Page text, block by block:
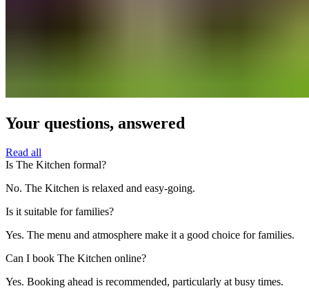
Your questions, answered​​​​‌ ‍ ​‍​‍‌‍ ‌ ​‍‌‍‍‌‌‍‌ ‌‍‍‌‌‍ ‍​‍​‍​ ‍‍​‍​‍‌ ​ ‌‍​‌‌‍ ‍‌‍‍‌‌ ‌​‌ ‍‌​‍ ‍‌‍‍‌‌‍ ​‍​‍​‍ ​​‍​‍‌‍‍​‌ ​‍‌‍‌‌‌‍‌‍​‍​‍​ ‍‍​‍​‍‌‍‍​‌ ‌​‌ ‌​‌ ​​‌ ​ ​ ‍‍​‍ ​‍ ‌‍ ​​‍ ‌‌‍​‌‌‍ ‍‌‍‌​​‍ ‌‌ ​‍​‍ ‌‌‍‍​‌‍ ‌ ‌​‌‍‌‌‌‍ ​‌ ​ ​‍ ‌‌ ​ ‌ ‌​‌ ‌‌‌‍‌​‌‍‍‌‌‍ ​‍ ‍‌ ‌‍‌‍‌‌‌ ​‍‌‍​ ‌‍‌‌‌‍ ​​‍ ‍‌‍​‌‌ ​​‌ ​​​‍ ‌‍‍‌‌‍ ‍‌ ‌​‌‍‌‌‌‍ ‍‌ ‌​​‍ ‌‍‌‌‌‍‌​‌‍‍‌‌ ‌​​‍ ‌‍ ‌‌‍ ‌‍‌​‌‍‌‌​ ‌‌ ​​‌ ​‍‌‍‌‌‌ ​ ‌‍‌‌‌‍ ‍‌ ‌​‌‍​‌‌ ‌​‌‍‍‌‌‍ ‌‍ ‍​ ‍ ‌‍‍‌‌‍‌​​ ‌‌‍​‍​ ‍‌‌‍​‌​ ‌‍​ ‌‌​ ‌ ‌‍‌‌​ ‌‌​‍ ‌​ ​‍‌‍‌​​ ‌‌​ ‍‌​‍ ‌​ ‌​‌‍​‍‌‍​ ​ ​‍​‍ ‌​ ‍​​ ‍‌​ ​ ​ ‌ ​‍ ‌‌‍​‌‌‍​‌​ ‍​‌‍‌‍‌‍‌‍‌‍​‌​ ‍‌‌‍​ ​ ‌‌‌‍‌‌​ ‌ ‌‍​‌​ ‍ ‌ ‌​‌ ‍‌‌ ​​‌‍‌‌​ ‌‌‍‍​‌‍ ‌ ‌​‌‍‌‌‌‍ ​‌‌​ ‌‍‍‌‌ ‌​‌‍‌‌‌‌​​‌‍​‌‌‍‌ ‌‍‌‌​ ‍ ‌ ​​‌‍​‌‌ ‌​‌‍‍​​ ‌‌ ​​‌‍​‌‌‍‌ ‌‍‌‌‌​​‍‌ ‌‌‌‍‍‌‌‍ ​‌‍‌​‌‍‌‌‌ ​‍​‍‌‌​ ‌‌‌​​‍‌‌ ‌‍‍ ‌‍‌‌‌ ‍‌​‍‌‌​ ​ ‌​‌​​‍‌‌​ ​ ‌​‌​​‍‌‌​ ​‍​ ​‍​ ‌​‌‍​‌​ ​‌​ ‌ ​ ​‍‌‍​‌‌‍‌‍‌‍‌​‌‍‌​‌‍‌‍​ ​​​ ‌ ​‍‌‌​ ​‍​ ​‍​‍‌‌​ ‌‌‌​‌​​‍ ‍‌‍‍​‌‍‌‌‌‍​‌‌‍‌​‌‍‍‌‌‍ ‍‌‍‌ ​ ‌‍​‍‌‍​‌‌ ​ ‌‍‌‌‌‌‌‌‌ ​‍‌‍ ​​ ‌‌‍‍​‌ ‌​‌ ‌​‌ ​​‌ ​ ​‍‌‌​ ​ ‌​​‌​‍‌‌​ ​‍‌​‌‍​‍‌‌​ ​‍‌​‌‍‌‍ ​​‍ ‌‌‍​‌‌‍ ‍‌‍‌​​‍ ‌‌ ​‍​‍ ‌‌‍‍​‌‍ ‌ ‌​‌‍‌‌‌‍ ​‌ ​ ​‍ ‌‌ ​ ‌ ‌​‌ ‌‌‌‍‌​‌‍‍‌‌‍ ​‍ ‍‌ ‌‍‌‍‌‌‌ ​‍‌‍​ ‌‍‌‌‌‍ ​​‍ ‍‌‍​‌‌ ​​‌ ​​​‍‌‍‌‍‍‌‌‍‌​​ ‌‌‍​‍​ ‍‌‌‍​‌​ ‌‍​ ‌‌​ ‌ ‌‍‌‌​ ‌‌​‍ ‌​ ​‍‌‍‌​​ ‌‌​ ‍‌​‍ ‌​ ‌​‌‍​‍‌‍​ ​ ​‍​‍ ‌​ ‍​​ ‍‌​ ​ ​ ‌ ​‍ ‌‌‍​‌‌‍​‌​ ‍​‌‍‌‍‌‍‌‍‌‍​‌​ ‍‌‌‍​ ​ ‌‌‌‍‌‌​ ‌ ‌‍​‌​‍‌‍‌ ‌​‌ ‍‌‌ ​​‌‍‌‌​ ‌‌‍‍​‌‍ ‌ ‌​‌‍‌‌‌‍ ​‌‌​ ‌‍‍‌‌ ‌​‌‍‌‌‌‌​​‌‍​‌‌‍‌ ‌‍‌‌​‍‌‍‌ ​​‌‍​‌‌ ‌​‌‍‍​​ ‌‌ ​​‌‍​‌‌‍‌ ‌‍‌‌‌​​‍‌ ‌‌‌‍‍‌‌‍ ​‌‍‌​‌‍‌‌‌ ​‍​‍‌‌​ ‌‌‌​​‍‌‌ ‌‍‍ ‌‍‌‌‌ ‍‌​‍‌‌​ ​ ‌​‌​​‍‌‌​ ​ ‌​‌​​‍‌‌​ ​‍​ ​‍​ ‌​‌‍​‌​ ​‌​ ‌ ​ ​‍‌‍​‌‌‍‌‍‌‍‌​‌‍‌​‌‍‌‍​ ​​​ ‌ ​‍‌‌​ ​‍​ ​‍​‍‌‌​ ‌‌‌​‌​​‍ ‍‌‍‍​‌‍‌‌‌‍​‌‌‍‌​‌‍‍‌‌‍ ‍‌‍‌ ​‍‌‍‌ ​​‌‍‌‌‌ ​‍‌ ​ ‌ ​​‌‍‌‌‌‍​ ‌ ‌​‌‍‍‌‌ ‌‍‌‍‌‌​ ‌‌ ​​‌ ‌‌‌‍​‍‌‍ ​‌‍‍‌‌ ​ ‌‍‍​‌‍‌‌‌‍‌​​‍​‍‌ ‌
Read all​​​​‌ ‍ ​‍​‍‌‍ ‌ ​‍‌‍‍‌‌‍‌ ‌‍‍‌‌‍ ‍​‍​‍​ ‍‍​‍​‍‌ ​ ‌‍​‌‌‍ ‍‌‍‍‌‌ ‌​‌ ‍‌​‍ ‍‌‍‍‌‌‍ ​‍​‍​‍ ​​‍​‍‌‍‍​‌ ​‍‌‍‌‌‌‍‌‍​‍​‍​ ‍‍​‍​‍‌‍‍​‌ ‌​‌ ‌​‌ ​​‌ ​ ​ ‍‍​‍ ​‍ ‌‍ ​​‍ ‌‌‍​‌‌‍ ‍‌‍‌​​‍ ‌‌ ​‍​‍ ‌‌‍‍​‌‍ ‌ ‌​‌‍‌‌‌‍ ​‌ ​ ​‍ ‌‌ ​ ‌ ‌​‌ ‌‌‌‍‌​‌‍‍‌‌‍ ​‍ ‍‌ ‌‍‌‍‌‌‌ ​‍‌‍​ ‌‍‌‌‌‍ ​​‍ ‍‌‍​‌‌ ​​‌ ​​​‍ ‌‍‍‌‌‍ ‍‌ ‌​‌‍‌‌‌‍ ‍‌ ‌​​‍ ‌‍‌‌‌‍‌​‌‍‍‌‌ ‌​​‍ ‌‍ ‌‌‍ ‌‍‌​‌‍‌‌​ ‌‌ ​​‌ ​‍‌‍‌‌‌ ​ ‌‍‌‌‌‍ ‍‌ ‌​‌‍​‌‌ ‌​‌‍‍‌‌‍ ‌‍ ‍​ ‍ ‌‍‍‌‌‍‌​​ ‌‌‍​‍​ ‍‌‌‍​‌​ ‌‍​ ‌‌​ ‌ ‌‍‌‌​ ‌‌​‍ ‌​ ​‍‌‍‌​​ ‌‌​ ‍‌​‍ ‌​ ‌​‌‍​‍‌‍​ ​ ​‍​‍ ‌​ ‍​​ ‍‌​ ​ ​ ‌ ​‍ ‌‌‍​‌‌‍​‌​ ‍​‌‍‌‍‌‍‌‍‌‍​‌​ ‍‌‌‍​ ​ ‌‌‌‍‌‌​ ‌ ‌‍​‌​ ‍ ‌ ‌​‌ ‍‌‌ ​​‌‍‌‌​ ‌‌‍‍​‌‍ ‌ ‌​‌‍‌‌‌‍ ​‌‌​ ‌‍‍‌‌ ‌​‌‍‌‌‌‌​​‌‍​‌‌‍‌ ‌‍‌‌​ ‍ ‌ ​​‌‍​‌‌ ‌​‌‍‍​​ ‌‌ ​​‌‍​‌‌‍‌ ‌‍‌‌‌​​‍‌ ‌‌‌‍‍‌‌‍ ​‌‍‌​‌‍‌‌‌ ​‍​‍‌‌​ ‌‌‌​​‍‌‌ ‌‍‍ ‌‍‌‌‌ ‍‌​‍‌‌​ ​ ‌​‌​​‍‌‌​ ​ ‌​‌​​‍‌‌​ ​‍​ ​‍​ ‌​‌‍​‌​ ​‌​ ‌ ​ ​‍‌‍​‌‌‍‌‍‌‍‌​‌‍‌​‌‍‌‍​ ​​​ ‌ ​‍‌‌​ ​‍​ ​‍​‍‌‌​ ‌‌‌​‌​​‍ ‍‌ ​ ‌‍‌‌‌‍​ ‌‍ ‌‍ ‍‌‍‌​‌‍​‌‌ ​‍‌ ‍‌‌​​ ‌ ‌​‌‍​‌​‍ ‍‌‍ ​‌‍​‌‌‍​‍‌‍‌‌‌‍ ​​ ‌‍​‍‌‍​‌‌ ​ ‌‍‌‌‌‌‌‌‌ ​‍‌‍ ​​ ‌‌‍‍​‌ ‌​‌ ‌​‌ ​​‌ ​ ​‍‌‌​ ​ ‌​​‌​‍‌‌​ ​‍‌​‌‍​‍‌‌​ ​‍‌​‌‍‌‍ ​​‍ ‌‌‍​‌‌‍ ‍‌‍‌​​‍ ‌‌ ​‍​‍ ‌‌‍‍​‌‍ ‌ ‌​‌‍‌‌‌‍ ​‌ ​ ​‍ ‌‌ ​ ‌ ‌​‌ ‌‌‌‍‌​‌‍‍‌‌‍ ​‍ ‍‌ ‌‍‌‍‌‌‌ ​‍‌‍​ ‌‍‌‌‌‍ ​​‍ ‍‌‍​‌‌ ​​‌ ​​​‍‌‍‌‍‍‌‌‍‌​​ ‌‌‍​‍​ ‍‌‌‍​‌​ ‌‍​ ‌‌​ ‌ ‌‍‌‌​ ‌‌​‍ ‌​ ​‍‌‍‌​​ ‌‌​ ‍‌​‍ ‌​ ‌​‌‍​‍‌‍​ ​ ​‍​‍ ‌​ ‍​​ ‍‌​ ​ ​ ‌ ​‍ ‌‌‍​‌‌‍​‌​ ‍​‌‍‌‍‌‍‌‍‌‍​‌​ ‍‌‌‍​ ​ ‌‌‌‍‌‌​ ‌ ‌‍​‌​‍‌‍‌ ‌​‌ ‍‌‌ ​​‌‍‌‌​ ‌‌‍‍​‌‍ ‌ ‌​‌‍‌‌‌‍ ​‌‌​ ‌‍‍‌‌ ‌​‌‍‌‌‌‌​​‌‍​‌‌‍‌ ‌‍‌‌​‍‌‍‌ ​​‌‍​‌‌ ‌​‌‍‍​​ ‌‌ ​​‌‍​‌‌‍‌ ‌‍‌‌‌​​‍‌ ‌‌‌‍‍‌‌‍ ​‌‍‌​‌‍‌‌‌ ​‍​‍‌‌​ ‌‌‌​​‍‌‌ ‌‍‍ ‌‍‌‌‌ ‍‌​‍‌‌​ ​ ‌​‌​​‍‌‌​ ​ ‌​‌​​‍‌‌​ ​‍​ ​‍​ ‌​‌‍​‌​ ​‌​ ‌ ​ ​‍‌‍​‌‌‍‌‍‌‍‌​‌‍‌​‌‍‌‍​ ​​​ ‌ ​‍‌‌​ ​‍​ ​‍​‍‌‌​ ‌‌‌​‌​​‍ ‍‌ ​ ‌‍‌‌‌‍​ ‌‍ ‌‍ ‍‌‍‌​‌‍​‌‌ ​‍‌ ‍‌‌​​ ‌ ‌​‌‍​‌​‍ ‍‌‍ ​‌‍​‌‌‍​‍‌‍‌‌‌‍ ​​‍‌‍‌ ​​‌‍‌‌‌ ​‍‌ ​ ‌ ​​‌‍‌‌‌‍​ ‌ ‌​‌‍‍‌‌ ‌‍‌‍‌‌​ ‌‌ ​​‌ ‌‌‌‍​‍‌‍ ​‌‍‍‌‌ ​ ‌‍‍​‌‍‌‌‌‍‌​​‍​‍‌ ‌
Is The Kitchen formal?​​​​‌ ‍ ​‍​‍‌‍ ‌ ​‍‌‍‍‌‌‍‌ ‌‍‍‌‌‍ ‍​‍​‍​ ‍‍​‍​‍‌ ​ ‌‍​‌‌‍ ‍‌‍‍‌‌ ‌​‌ ‍‌​‍ ‍‌‍‍‌‌‍ ​‍​‍​‍ ​​‍​‍‌‍‍​‌ ​‍‌‍‌‌‌‍‌‍​‍​‍​ ‍‍​‍​‍‌‍‍​‌ ‌​‌ ‌​‌ ​​‌ ​ ​ ‍‍​‍ ​‍ ‌‍ ​​‍ ‌‌‍​‌‌‍ ‍‌‍‌​​‍ ‌‌ ​‍​‍ ‌‌‍‍​‌‍ ‌ ‌​‌‍‌‌‌‍ ​‌ ​ ​‍ ‌‌ ​ ‌ ‌​‌ ‌‌‌‍‌​‌‍‍‌‌‍ ​‍ ‍‌ ‌‍‌‍‌‌‌ ​‍‌‍​ ‌‍‌‌‌‍ ​​‍ ‍‌‍​‌‌ ​​‌ ​​​‍ ‌‍‍‌‌‍ ‍‌ ‌​‌‍‌‌‌‍ ‍‌ ‌​​‍ ‌‍‌‌‌‍‌​‌‍‍‌‌ ‌​​‍ ‌‍ ‌‌‍ ‌‍‌​‌‍‌‌​ ‌‌ ​​‌ ​‍‌‍‌‌‌ ​ ‌‍‌‌‌‍ ‍‌ ‌​‌‍​‌‌ ‌​‌‍‍‌‌‍ ‌‍ ‍​ ‍ ‌‍‍‌‌‍‌​​ ‌​ ​‍​ ​‌​ ‌​​ ‌‍​ ‌​​ ‍‌‌‍‌​‌‍‌‌​‍ ‌​ ​‌​ ‌‌‌‍​‌​ ‍‌​‍ ‌​ ‌​​ ‍​​ ‌ ​ ​​​‍ ‌​ ‍​​ ‍​​ ‌‌‌‍‌​​‍ ‌‌‍‌‌‌‍‌‍​ ‌‍‌‍​‍‌‍​‍‌‍‌​​ ‌​​ ​​​ ‌‍‌‍​‌​ ‍​​ ​‌​ ‍ ‌ ‌​‌ ‍‌‌ ​​‌‍‌‌​ ‌‌‍‍​‌‍ ‌ ‌​‌‍‌‌‌‍ ​‌​‌‍‌‍​‌‌ ​‌​ ‍ ‌ ​​‌‍​‌‌ ‌​‌‍‍​​ ‌‌ ​‌‌ ‌‌‌‍‌‌‌ ​ ‌ ‌​‌‍‍‌‌‍ ‌‍ ‍​ ‌‍​‍‌‍​‌‌ ​ ‌‍‌‌‌‌‌‌‌ ​‍‌‍ ​​ ‌‌‍‍​‌ ‌​‌ ‌​‌ ​​‌ ​ ​‍‌‌​ ​ ‌​​‌​‍‌‌​ ​‍‌​‌‍​‍‌‌​ ​‍‌​‌‍‌‍ ​​‍ ‌‌‍​‌‌‍ ‍‌‍‌​​‍ ‌‌ ​‍​‍ ‌‌‍‍​‌‍ ‌ ‌​‌‍‌‌‌‍ ​‌ ​ ​‍ ‌‌ ​ ‌ ‌​‌ ‌‌‌‍‌​‌‍‍‌‌‍ ​‍ ‍‌ ‌‍‌‍‌‌‌ ​‍‌‍​ ‌‍‌‌‌‍ ​​‍ ‍‌‍​‌‌ ​​‌ ​​​‍‌‍‌‍‍‌‌‍‌​​ ‌​ ​‍​ ​‌​ ‌​​ ‌‍​ ‌​​ ‍‌‌‍‌​‌‍‌‌​‍ ‌​ ​‌​ ‌‌‌‍​‌​ ‍‌​‍ ‌​ ‌​​ ‍​​ ‌ ​ ​​​‍ ‌​ ‍​​ ‍​​ ‌‌‌‍‌​​‍ ‌‌‍‌‌‌‍‌‍​ ‌‍‌‍​‍‌‍​‍‌‍‌​​ ‌​​ ​​​ ‌‍‌‍​‌​ ‍​​ ​‌​‍‌‍‌ ‌​‌ ‍‌‌ ​​‌‍‌‌​ ‌‌‍‍​‌‍ ‌ ‌​‌‍‌‌‌‍ ​‌​‌‍‌‍​‌‌ ​‌​‍‌‍‌ ​​‌‍​‌‌ ‌​‌‍‍​​ ‌‌ ​‌‌ ‌‌‌‍‌‌‌ ​ ‌ ‌​‌‍‍‌‌‍ ‌‍ ‍​‍‌‍‌ ​​‌‍‌‌‌ ​‍‌ ​ ‌ ​​‌‍‌‌‌‍​ ‌ ‌​‌‍‍‌‌ ‌‍‌‍‌‌​ ‌‌ ​​‌ ‌‌‌‍​‍‌‍ ​‌‍‍‌‌ ​ ‌‍‍​‌‍‌‌‌‍‌​​‍​‍‌ ‌
No. The Kitchen is relaxed and easy-going.​​​​‌ ‍ ​‍​‍‌‍ ‌ ​‍‌‍‍‌‌‍‌ ‌‍‍‌‌‍ ‍​‍​‍​ ‍‍​‍​‍‌ ​ ‌‍​‌‌‍ ‍‌‍‍‌‌ ‌​‌ ‍‌​‍ ‍‌‍‍‌‌‍ ​‍​‍​‍ ​​‍​‍‌‍‍​‌ ​‍‌‍‌‌‌‍‌‍​‍​‍​ ‍‍​‍​‍‌‍‍​‌ ‌​‌ ‌​‌ ​​‌ ​ ​ ‍‍​‍ ​‍ ‌‍ ​​‍ ‌‌‍​‌‌‍ ‍‌‍‌​​‍ ‌‌ ​‍​‍ ‌‌‍‍​‌‍ ‌ ‌​‌‍‌‌‌‍ ​‌ ​ ​‍ ‌‌ ​ ‌ ‌​‌ ‌‌‌‍‌​‌‍‍‌‌‍ ​‍ ‍‌ ‌‍‌‍‌‌‌ ​‍‌‍​ ‌‍‌‌‌‍ ​​‍ ‍‌‍​‌‌ ​​‌ ​​​‍ ‌‍‍‌‌‍ ‍‌ ‌​‌‍‌‌‌‍ ‍‌ ‌​​‍ ‌‍‌‌‌‍‌​‌‍‍‌‌ ‌​​‍ ‌‍ ‌‌‍ ‌‍‌​‌‍‌‌​ ‌‌ ​​‌ ​‍‌‍‌‌‌ ​ ‌‍‌‌‌‍ ‍‌ ‌​‌‍​‌‌ ‌​‌‍‍‌‌‍ ‌‍ ‍​ ‍ ‌‍‍‌‌‍‌​​ ‌​ ​‍​ ​‌​ ‌​​ ‌‍​ ‌​​ ‍‌‌‍‌​‌‍‌‌​‍ ‌​ ​‌​ ‌‌‌‍​‌​ ‍‌​‍ ‌​ ‌​​ ‍​​ ‌ ​ ​​​‍ ‌​ ‍​​ ‍​​ ‌‌‌‍‌​​‍ ‌‌‍‌‌‌‍‌‍​ ‌‍‌‍​‍‌‍​‍‌‍‌​​ ‌​​ ​​​ ‌‍‌‍​‌​ ‍​​ ​‌​ ‍ ‌ ‌​‌ ‍‌‌ ​​‌‍‌‌​ ‌‌‍‍​‌‍ ‌ ‌​‌‍‌‌‌‍ ​‌​‌‍‌‍​‌‌ ​‌​ ‍ ‌ ​​‌‍​‌‌ ‌​‌‍‍​​ ‌‌‍​‌‌‍ ‍‌ ​ ‌ ‌ ‌‍‌‌‌ ​‍​‍‌‌​ ‌‌‌​​‍‌‌ ‌‍‍ ‌‍‌‌‌ ‍‌​‍‌‌​ ​ ‌​‌​​‍‌‌​ ​ ‌​‌​​‍‌‌​ ​‍​ ​‍​ ‌‌​ ‌‍​ ‍‌​ ‍​​ ‌ ‌‍​‍​ ‌ ​ ‌ ​ ​‌‌‍​ ‌‍‌‍‌‍​‌​‍‌‌​ ​‍​ ​‍​‍‌‌​ ‌‌‌​‌​​‍ ‍‌‍​ ‌‍‍​‌‍‍‌‌‍ ​‌‍‌​‌ ​‍‌‍‌‌‌‍ ‍​‍‌‌​ ‌‌‌​​‍‌‌ ‌‍‍ ‌‍‌‌‌ ‍‌​‍‌‌​ ​ ‌​‌​​‍‌‌​ ​ ‌​‌​​‍‌‌​ ​‍​ ​‍‌‍​‌​ ‍‌​ ​ ​ ‌ ‌‍‌‍‌‍‌‍​ ‌ ​ ‍​‌‍‌‌​ ​ ​ ​​​ ‍​​‍‌‌​ ​‍​ ​‍​‍‌‌​ ‌‌‌​‌​​‍ ‍‌ ‌​‌‍‌‌‌ ‍​‌ ‌​​ ‌‍​‍‌‍​‌‌ ​ ‌‍‌‌‌‌‌‌‌ ​‍‌‍ ​​ ‌‌‍‍​‌ ‌​‌ ‌​‌ ​​‌ ​ ​‍‌‌​ ​ ‌​​‌​‍‌‌​ ​‍‌​‌‍​‍‌‌​ ​‍‌​‌‍‌‍ ​​‍ ‌‌‍​‌‌‍ ‍‌‍‌​​‍ ‌‌ ​‍​‍ ‌‌‍‍​‌‍ ‌ ‌​‌‍‌‌‌‍ ​‌ ​ ​‍ ‌‌ ​ ‌ ‌​‌ ‌‌‌‍‌​‌‍‍‌‌‍ ​‍ ‍‌ ‌‍‌‍‌‌‌ ​‍‌‍​ ‌‍‌‌‌‍ ​​‍ ‍‌‍​‌‌ ​​‌ ​​​‍‌‍‌‍‍‌‌‍‌​​ ‌​ ​‍​ ​‌​ ‌​​ ‌‍​ ‌​​ ‍‌‌‍‌​‌‍‌‌​‍ ‌​ ​‌​ ‌‌‌‍​‌​ ‍‌​‍ ‌​ ‌​​ ‍​​ ‌ ​ ​​​‍ ‌​ ‍​​ ‍​​ ‌‌‌‍‌​​‍ ‌‌‍‌‌‌‍‌‍​ ‌‍‌‍​‍‌‍​‍‌‍‌​​ ‌​​ ​​​ ‌‍‌‍​‌​ ‍​​ ​‌​‍‌‍‌ ‌​‌ ‍‌‌ ​​‌‍‌‌​ ‌‌‍‍​‌‍ ‌ ‌​‌‍‌‌‌‍ ​‌​‌‍‌‍​‌‌ ​‌​‍‌‍‌ ​​‌‍​‌‌ ‌​‌‍‍​​ ‌‌‍​‌‌‍ ‍‌ ​ ‌ ‌ ‌‍‌‌‌ ​‍​‍‌‌​ ‌‌‌​​‍‌‌ ‌‍‍ ‌‍‌‌‌ ‍‌​‍‌‌​ ​ ‌​‌​​‍‌‌​ ​ ‌​‌​​‍‌‌​ ​‍​ ​‍​ ‌‌​ ‌‍​ ‍‌​ ‍​​ ‌ ‌‍​‍​ ‌ ​ ‌ ​ ​‌‌‍​ ‌‍‌‍‌‍​‌​‍‌‌​ ​‍​ ​‍​‍‌‌​ ‌‌‌​‌​​‍ ‍‌‍​ ‌‍‍​‌‍‍‌‌‍ ​‌‍‌​‌ ​‍‌‍‌‌‌‍ ‍​‍‌‌​ ‌‌‌​​‍‌‌ ‌‍‍ ‌‍‌‌‌ ‍‌​‍‌‌​ ​ ‌​‌​​‍‌‌​ ​ ‌​‌​​‍‌‌​ ​‍​ ​‍‌‍​‌​ ‍‌​ ​ ​ ‌ ‌‍‌‍‌‍‌‍​ ‌ ​ ‍​‌‍‌‌​ ​ ​ ​​​ ‍​​‍‌‌​ ​‍​ ​‍​‍‌‌​ ‌‌‌​‌​​‍ ‍‌ ‌​‌‍‌‌‌ ‍​‌ ‌​​‍‌‍‌ ​​‌‍‌‌‌ ​‍‌ ​ ‌ ​​‌‍‌‌‌‍​ ‌ ‌​‌‍‍‌‌ ‌‍‌‍‌‌​ ‌‌ ​​‌ ‌‌‌‍​‍‌‍ ​‌‍‍‌‌ ​ ‌‍‍​‌‍‌‌‌‍‌​​‍​‍‌ ‌
Is it suitable for families? ​​​​‌ ‍ ​‍​‍‌‍ ‌ ​‍‌‍‍‌‌‍‌ ‌‍‍‌‌‍ ‍​‍​‍​ ‍‍​‍​‍‌ ​ ‌‍​‌‌‍ ‍‌‍‍‌‌ ‌​‌ ‍‌​‍ ‍‌‍‍‌‌‍ ​‍​‍​‍ ​​‍​‍‌‍‍​‌ ​‍‌‍‌‌‌‍‌‍​‍​‍​ ‍‍​‍​‍‌‍‍​‌ ‌​‌ ‌​‌ ​​‌ ​ ​ ‍‍​‍ ​‍ ‌‍ ​​‍ ‌‌‍​‌‌‍ ‍‌‍‌​​‍ ‌‌ ​‍​‍ ‌‌‍‍​‌‍ ‌ ‌​‌‍‌‌‌‍ ​‌ ​ ​‍ ‌‌ ​ ‌ ‌​‌ ‌‌‌‍‌​‌‍‍‌‌‍ ​‍ ‍‌ ‌‍‌‍‌‌‌ ​‍‌‍​ ‌‍‌‌‌‍ ​​‍ ‍‌‍​‌‌ ​​‌ ​​​‍ ‌‍‍‌‌‍ ‍‌ ‌​‌‍‌‌‌‍ ‍‌ ‌​​‍ ‌‍‌‌‌‍‌​‌‍‍‌‌ ‌​​‍ ‌‍ ‌‌‍ ‌‍‌​‌‍‌‌​ ‌‌ ​​‌ ​‍‌‍‌‌‌ ​ ‌‍‌‌‌‍ ‍‌ ‌​‌‍​‌‌ ‌​‌‍‍‌‌‍ ‌‍ ‍​ ‍ ‌‍‍‌‌‍‌​​ ‌​ ‌‍​ ‌ ​ ‍​​ ‍​‌‍‌‍‌‍‌‍​ ​‌​ ‍​​‍ ‌​ ‌ ​ ‍​‌‍‌​​ ​ ​‍ ‌​ ‌​​ ​ ​ ‌​​ ‌ ​‍ ‌​ ‍​​ ‌ ​ ‍​​ ‌‌​‍ ‌​ ​‌​ ‌ ​ ​ ​ ‍‌​ ‌​‌‍​‍​ ‌‌​ ​​​ ‌‍​ ‍​‌‍​‍​ ​‍​ ‍ ‌ ‌​‌ ‍‌‌ ​​‌‍‌‌​ ‌‌‍‍​‌‍ ‌ ‌​‌‍‌‌‌‍ ​‌​‌‍‌‍​‌‌ ​‌​ ‍ ‌ ​​‌‍​‌‌ ‌​‌‍‍​​ ‌‌ ​‌‌ ‌‌‌‍‌‌‌ ​ ‌ ‌​‌‍‍‌‌‍ ‌‍ ‍​ ‌‍​‍‌‍​‌‌ ​ ‌‍‌‌‌‌‌‌‌ ​‍‌‍ ​​ ‌‌‍‍​‌ ‌​‌ ‌​‌ ​​‌ ​ ​‍‌‌​ ​ ‌​​‌​‍‌‌​ ​‍‌​‌‍​‍‌‌​ ​‍‌​‌‍‌‍ ​​‍ ‌‌‍​‌‌‍ ‍‌‍‌​​‍ ‌‌ ​‍​‍ ‌‌‍‍​‌‍ ‌ ‌​‌‍‌‌‌‍ ​‌ ​ ​‍ ‌‌ ​ ‌ ‌​‌ ‌‌‌‍‌​‌‍‍‌‌‍ ​‍ ‍‌ ‌‍‌‍‌‌‌ ​‍‌‍​ ‌‍‌‌‌‍ ​​‍ ‍‌‍​‌‌ ​​‌ ​​​‍‌‍‌‍‍‌‌‍‌​​ ‌​ ‌‍​ ‌ ​ ‍​​ ‍​‌‍‌‍‌‍‌‍​ ​‌​ ‍​​‍ ‌​ ‌ ​ ‍​‌‍‌​​ ​ ​‍ ‌​ ‌​​ ​ ​ ‌​​ ‌ ​‍ ‌​ ‍​​ ‌ ​ ‍​​ ‌‌​‍ ‌​ ​‌​ ‌ ​ ​ ​ ‍‌​ ‌​‌‍​‍​ ‌‌​ ​​​ ‌‍​ ‍​‌‍​‍​ ​‍​‍‌‍‌ ‌​‌ ‍‌‌ ​​‌‍‌‌​ ‌‌‍‍​‌‍ ‌ ‌​‌‍‌‌‌‍ ​‌​‌‍‌‍​‌‌ ​‌​‍‌‍‌ ​​‌‍​‌‌ ‌​‌‍‍​​ ‌‌ ​‌‌ ‌‌‌‍‌‌‌ ​ ‌ ‌​‌‍‍‌‌‍ ‌‍ ‍​‍‌‍‌ ​​‌‍‌‌‌ ​‍‌ ​ ‌ ​​‌‍‌‌‌‍​ ‌ ‌​‌‍‍‌‌ ‌‍‌‍‌‌​ ‌‌ ​​‌ ‌‌‌‍​‍‌‍ ​‌‍‍‌‌ ​ ‌‍‍​‌‍‌‌‌‍‌​​‍​‍‌ ‌
Yes. The menu and atmosphere make it a good choice for families.​​​​‌ ‍ ​‍​‍‌‍ ‌ ​‍‌‍‍‌‌‍‌ ‌‍‍‌‌‍ ‍​‍​‍​ ‍‍​‍​‍‌ ​ ‌‍​‌‌‍ ‍‌‍‍‌‌ ‌​‌ ‍‌​‍ ‍‌‍‍‌‌‍ ​‍​‍​‍ ​​‍​‍‌‍‍​‌ ​‍‌‍‌‌‌‍‌‍​‍​‍​ ‍‍​‍​‍‌‍‍​‌ ‌​‌ ‌​‌ ​​‌ ​ ​ ‍‍​‍ ​‍ ‌‍ ​​‍ ‌‌‍​‌‌‍ ‍‌‍‌​​‍ ‌‌ ​‍​‍ ‌‌‍‍​‌‍ ‌ ‌​‌‍‌‌‌‍ ​‌ ​ ​‍ ‌‌ ​ ‌ ‌​‌ ‌‌‌‍‌​‌‍‍‌‌‍ ​‍ ‍‌ ‌‍‌‍‌‌‌ ​‍‌‍​ ‌‍‌‌‌‍ ​​‍ ‍‌‍​‌‌ ​​‌ ​​​‍ ‌‍‍‌‌‍ ‍‌ ‌​‌‍‌‌‌‍ ‍‌ ‌​​‍ ‌‍‌‌‌‍‌​‌‍‍‌‌ ‌​​‍ ‌‍ ‌‌‍ ‌‍‌​‌‍‌‌​ ‌‌ ​​‌ ​‍‌‍‌‌‌ ​ ‌‍‌‌‌‍ ‍‌ ‌​‌‍​‌‌ ‌​‌‍‍‌‌‍ ‌‍ ‍​ ‍ ‌‍‍‌‌‍‌​​ ‌​ ‌‍​ ‌ ​ ‍​​ ‍​‌‍‌‍‌‍‌‍​ ​‌​ ‍​​‍ ‌​ ‌ ​ ‍​‌‍‌​​ ​ ​‍ ‌​ ‌​​ ​ ​ ‌​​ ‌ ​‍ ‌​ ‍​​ ‌ ​ ‍​​ ‌‌​‍ ‌​ ​‌​ ‌ ​ ​ ​ ‍‌​ ‌​‌‍​‍​ ‌‌​ ​​​ ‌‍​ ‍​‌‍​‍​ ​‍​ ‍ ‌ ‌​‌ ‍‌‌ ​​‌‍‌‌​ ‌‌‍‍​‌‍ ‌ ‌​‌‍‌‌‌‍ ​‌​‌‍‌‍​‌‌ ​‌​ ‍ ‌ ​​‌‍​‌‌ ‌​‌‍‍​​ ‌‌‍​‌‌‍ ‍‌ ​ ‌ ‌ ‌‍‌‌‌ ​‍​‍‌‌​ ‌‌‌​​‍‌‌ ‌‍‍ ‌‍‌‌‌ ‍‌​‍‌‌​ ​ ‌​‌​​‍‌‌​ ​ ‌​‌​​‍‌‌​ ​‍​ ​‍​ ‍​​ ‌‌​ ​‍‌‍‌​​ ​ ​ ‍‌​ ‍‌​ ‍‌​ ‌ ​ ‌​‌‍‌​​ ‌‌​‍‌‌​ ​‍​ ​‍​‍‌‌​ ‌‌‌​‌​​‍ ‍‌‍​ ‌‍‍​‌‍‍‌‌‍ ​‌‍‌​‌ ​‍‌‍‌‌‌‍ ‍​‍‌‌​ ‌‌‌​​‍‌‌ ‌‍‍ ‌‍‌‌‌ ‍‌​‍‌‌​ ​ ‌​‌​​‍‌‌​ ​ ‌​‌​​‍‌‌​ ​‍​ ​‍‌‍​‍‌‍​‍​ ‌​‌‍​‌​ ​‌​ ‌‌​ ‌‌​ ​‍​ ‌‍​ ​ ​ ‌ ‌‍​‌​‍‌‌​ ​‍​ ​‍​‍‌‌​ ‌‌‌​‌​​‍ ‍‌ ‌​‌‍‌‌‌ ‍​‌ ‌​​ ‌‍​‍‌‍​‌‌ ​ ‌‍‌‌‌‌‌‌‌ ​‍‌‍ ​​ ‌‌‍‍​‌ ‌​‌ ‌​‌ ​​‌ ​ ​‍‌‌​ ​ ‌​​‌​‍‌‌​ ​‍‌​‌‍​‍‌‌​ ​‍‌​‌‍‌‍ ​​‍ ‌‌‍​‌‌‍ ‍‌‍‌​​‍ ‌‌ ​‍​‍ ‌‌‍‍​‌‍ ‌ ‌​‌‍‌‌‌‍ ​‌ ​ ​‍ ‌‌ ​ ‌ ‌​‌ ‌‌‌‍‌​‌‍‍‌‌‍ ​‍ ‍‌ ‌‍‌‍‌‌‌ ​‍‌‍​ ‌‍‌‌‌‍ ​​‍ ‍‌‍​‌‌ ​​‌ ​​​‍‌‍‌‍‍‌‌‍‌​​ ‌​ ‌‍​ ‌ ​ ‍​​ ‍​‌‍‌‍‌‍‌‍​ ​‌​ ‍​​‍ ‌​ ‌ ​ ‍​‌‍‌​​ ​ ​‍ ‌​ ‌​​ ​ ​ ‌​​ ‌ ​‍ ‌​ ‍​​ ‌ ​ ‍​​ ‌‌​‍ ‌​ ​‌​ ‌ ​ ​ ​ ‍‌​ ‌​‌‍​‍​ ‌‌​ ​​​ ‌‍​ ‍​‌‍​‍​ ​‍​‍‌‍‌ ‌​‌ ‍‌‌ ​​‌‍‌‌​ ‌‌‍‍​‌‍ ‌ ‌​‌‍‌‌‌‍ ​‌​‌‍‌‍​‌‌ ​‌​‍‌‍‌ ​​‌‍​‌‌ ‌​‌‍‍​​ ‌‌‍​‌‌‍ ‍‌ ​ ‌ ‌ ‌‍‌‌‌ ​‍​‍‌‌​ ‌‌‌​​‍‌‌ ‌‍‍ ‌‍‌‌‌ ‍‌​‍‌‌​ ​ ‌​‌​​‍‌‌​ ​ ‌​‌​​‍‌‌​ ​‍​ ​‍​ ‍​​ ‌‌​ ​‍‌‍‌​​ ​ ​ ‍‌​ ‍‌​ ‍‌​ ‌ ​ ‌​‌‍‌​​ ‌‌​‍‌‌​ ​‍​ ​‍​‍‌‌​ ‌‌‌​‌​​‍ ‍‌‍​ ‌‍‍​‌‍‍‌‌‍ ​‌‍‌​‌ ​‍‌‍‌‌‌‍ ‍​‍‌‌​ ‌‌‌​​‍‌‌ ‌‍‍ ‌‍‌‌‌ ‍‌​‍‌‌​ ​ ‌​‌​​‍‌‌​ ​ ‌​‌​​‍‌‌​ ​‍​ ​‍‌‍​‍‌‍​‍​ ‌​‌‍​‌​ ​‌​ ‌‌​ ‌‌​ ​‍​ ‌‍​ ​ ​ ‌ ‌‍​‌​‍‌‌​ ​‍​ ​‍​‍‌‌​ ‌‌‌​‌​​‍ ‍‌ ‌​‌‍‌‌‌ ‍​‌ ‌​​‍‌‍‌ ​​‌‍‌‌‌ ​‍‌ ​ ‌ ​​‌‍‌‌‌‍​ ‌ ‌​‌‍‍‌‌ ‌‍‌‍‌‌​ ‌‌ ​​‌ ‌‌‌‍​‍‌‍ ​‌‍‍‌‌ ​ ‌‍‍​‌‍‌‌‌‍‌​​‍​‍‌ ‌
Can I book The Kitchen online? ​​​​‌ ‍ ​‍​‍‌‍ ‌ ​‍‌‍‍‌‌‍‌ ‌‍‍‌‌‍ ‍​‍​‍​ ‍‍​‍​‍‌ ​ ‌‍​‌‌‍ ‍‌‍‍‌‌ ‌​‌ ‍‌​‍ ‍‌‍‍‌‌‍ ​‍​‍​‍ ​​‍​‍‌‍‍​‌ ​‍‌‍‌‌‌‍‌‍​‍​‍​ ‍‍​‍​‍‌‍‍​‌ ‌​‌ ‌​‌ ​​‌ ​ ​ ‍‍​‍ ​‍ ‌‍ ​​‍ ‌‌‍​‌‌‍ ‍‌‍‌​​‍ ‌‌ ​‍​‍ ‌‌‍‍​‌‍ ‌ ‌​‌‍‌‌‌‍ ​‌ ​ ​‍ ‌‌ ​ ‌ ‌​‌ ‌‌‌‍‌​‌‍‍‌‌‍ ​‍ ‍‌ ‌‍‌‍‌‌‌ ​‍‌‍​ ‌‍‌‌‌‍ ​​‍ ‍‌‍​‌‌ ​​‌ ​​​‍ ‌‍‍‌‌‍ ‍‌ ‌​‌‍‌‌‌‍ ‍‌ ‌​​‍ ‌‍‌‌‌‍‌​‌‍‍‌‌ ‌​​‍ ‌‍ ‌‌‍ ‌‍‌​‌‍‌‌​ ‌‌ ​​‌ ​‍‌‍‌‌‌ ​ ‌‍‌‌‌‍ ‍‌ ‌​‌‍​‌‌ ‌​‌‍‍‌‌‍ ‌‍ ‍​ ‍ ‌‍‍‌‌‍‌​​ ‌​ ​‍‌‍‌​​ ‌‍​ ‌ ‌‍‌​​ ‌​​ ​ ‌‍‌‍​‍ ‌​ ‌ ​ ​‌‌‍​‌‌‍​ ​‍ ‌​ ‌​​ ‌​​ ​‍​ ​ ​‍ ‌‌‍​‌‌‍​‍​ ‌​​ ‌‌​‍ ‌‌‍‌‍‌‍‌‌​ ​‌‌‍​ ‌‍‌‍​ ​​‌‍‌‍​ ‌ ‌‍‌‌​ ‌‍‌‍‌‍​ ‍​​ ‍ ‌ ‌​‌ ‍‌‌ ​​‌‍‌‌​ ‌‌‍‍​‌‍ ‌ ‌​‌‍‌‌‌‍ ​‌​‌‍‌‍​‌‌ ​‌​ ‍ ‌ ​​‌‍​‌‌ ‌​‌‍‍​​ ‌‌ ​‌‌ ‌‌‌‍‌‌‌ ​ ‌ ‌​‌‍‍‌‌‍ ‌‍ ‍​ ‌‍​‍‌‍​‌‌ ​ ‌‍‌‌‌‌‌‌‌ ​‍‌‍ ​​ ‌‌‍‍​‌ ‌​‌ ‌​‌ ​​‌ ​ ​‍‌‌​ ​ ‌​​‌​‍‌‌​ ​‍‌​‌‍​‍‌‌​ ​‍‌​‌‍‌‍ ​​‍ ‌‌‍​‌‌‍ ‍‌‍‌​​‍ ‌‌ ​‍​‍ ‌‌‍‍​‌‍ ‌ ‌​‌‍‌‌‌‍ ​‌ ​ ​‍ ‌‌ ​ ‌ ‌​‌ ‌‌‌‍‌​‌‍‍‌‌‍ ​‍ ‍‌ ‌‍‌‍‌‌‌ ​‍‌‍​ ‌‍‌‌‌‍ ​​‍ ‍‌‍​‌‌ ​​‌ ​​​‍‌‍‌‍‍‌‌‍‌​​ ‌​ ​‍‌‍‌​​ ‌‍​ ‌ ‌‍‌​​ ‌​​ ​ ‌‍‌‍​‍ ‌​ ‌ ​ ​‌‌‍​‌‌‍​ ​‍ ‌​ ‌​​ ‌​​ ​‍​ ​ ​‍ ‌‌‍​‌‌‍​‍​ ‌​​ ‌‌​‍ ‌‌‍‌‍‌‍‌‌​ ​‌‌‍​ ‌‍‌‍​ ​​‌‍‌‍​ ‌ ‌‍‌‌​ ‌‍‌‍‌‍​ ‍​​‍‌‍‌ ‌​‌ ‍‌‌ ​​‌‍‌‌​ ‌‌‍‍​‌‍ ‌ ‌​‌‍‌‌‌‍ ​‌​‌‍‌‍​‌‌ ​‌​‍‌‍‌ ​​‌‍​‌‌ ‌​‌‍‍​​ ‌‌ ​‌‌ ‌‌‌‍‌‌‌ ​ ‌ ‌​‌‍‍‌‌‍ ‌‍ ‍​‍‌‍‌ ​​‌‍‌‌‌ ​‍‌ ​ ‌ ​​‌‍‌‌‌‍​ ‌ ‌​‌‍‍‌‌ ‌‍‌‍‌‌​ ‌‌ ​​‌ ‌‌‌‍​‍‌‍ ​‌‍‍‌‌ ​ ‌‍‍​‌‍‌‌‌‍‌​​‍​‍‌ ‌
Yes. Booking ahead is recommended, particularly at busy times.​​​​‌ ‍ ​‍​‍‌‍ ‌ ​‍‌‍‍‌‌‍‌ ‌‍‍‌‌‍ ‍​‍​‍​ ‍‍​‍​‍‌ ​ ‌‍​‌‌‍ ‍‌‍‍‌‌ ‌​‌ ‍‌​‍ ‍‌‍‍‌‌‍ ​‍​‍​‍ ​​‍​‍‌‍‍​‌ ​‍‌‍‌‌‌‍‌‍​‍​‍​ ‍‍​‍​‍‌‍‍​‌ ‌​‌ ‌​‌ ​​‌ ​ ​ ‍‍​‍ ​‍ ‌‍ ​​‍ ‌‌‍​‌‌‍ ‍‌‍‌​​‍ ‌‌ ​‍​‍ ‌‌‍‍​‌‍ ‌ ‌​‌‍‌‌‌‍ ​‌ ​ ​‍ ‌‌ ​ ‌ ‌​‌ ‌‌‌‍‌​‌‍‍‌‌‍ ​‍ ‍‌ ‌‍‌‍‌‌‌ ​‍‌‍​ ‌‍‌‌‌‍ ​​‍ ‍‌‍​‌‌ ​​‌ ​​​‍ ‌‍‍‌‌‍ ‍‌ ‌​‌‍‌‌‌‍ ‍‌ ‌​​‍ ‌‍‌‌‌‍‌​‌‍‍‌‌ ‌​​‍ ‌‍ ‌‌‍ ‌‍‌​‌‍‌‌​ ‌‌ ​​‌ ​‍‌‍‌‌‌ ​ ‌‍‌‌‌‍ ‍‌ ‌​‌‍​‌‌ ‌​‌‍‍‌‌‍ ‌‍ ‍​ ‍ ‌‍‍‌‌‍‌​​ ‌​ ​‍‌‍‌​​ ‌‍​ ‌ ‌‍‌​​ ‌​​ ​ ‌‍‌‍​‍ ‌​ ‌ ​ ​‌‌‍​‌‌‍​ ​‍ ‌​ ‌​​ ‌​​ ​‍​ ​ ​‍ ‌‌‍​‌‌‍​‍​ ‌​​ ‌‌​‍ ‌‌‍‌‍‌‍‌‌​ ​‌‌‍​ ‌‍‌‍​ ​​‌‍‌‍​ ‌ ‌‍‌‌​ ‌‍‌‍‌‍​ ‍​​ ‍ ‌ ‌​‌ ‍‌‌ ​​‌‍‌‌​ ‌‌‍‍​‌‍ ‌ ‌​‌‍‌‌‌‍ ​‌​‌‍‌‍​‌‌ ​‌​ ‍ ‌ ​​‌‍​‌‌ ‌​‌‍‍​​ ‌‌‍​‌‌‍ ‍‌ ​ ‌ ‌ ‌‍‌‌‌ ​‍​‍‌‌​ ‌‌‌​​‍‌‌ ‌‍‍ ‌‍‌‌‌ ‍‌​‍‌‌​ ​ ‌​‌​​‍‌‌​ ​ ‌​‌​​‍‌‌​ ​‍​ ​‍​ ​‌‌‍​‍​ ​ ​ ​​​ ‌ ‌‍​‍​ ​ ​ ‍‌‌‍‌​‌‍​ ​ ‍​​ ‌ ​‍‌‌​ ​‍​ ​‍​‍‌‌​ ‌‌‌​‌​​‍ ‍‌‍​ ‌‍‍​‌‍‍‌‌‍ ​‌‍‌​‌ ​‍‌‍‌‌‌‍ ‍​‍‌‌​ ‌‌‌​​‍‌‌ ‌‍‍ ‌‍‌‌‌ ‍‌​‍‌‌​ ​ ‌​‌​​‍‌‌​ ​ ‌​‌​​‍‌‌​ ​‍​ ​‍‌‍‌‌‌‍​‌‌‍‌‌​ ​​‌‍​‍‌‍‌‍‌‍​‍​ ‌‌‌‍​‍​ ‍​​ ‌ ‌‍‌‍​‍‌‌​ ​‍​ ​‍​‍‌‌​ ‌‌‌​‌​​‍ ‍‌ ‌​‌‍‌‌‌ ‍​‌ ‌​​ ‌‍​‍‌‍​‌‌ ​ ‌‍‌‌‌‌‌‌‌ ​‍‌‍ ​​ ‌‌‍‍​‌ ‌​‌ ‌​‌ ​​‌ ​ ​‍‌‌​ ​ ‌​​‌​‍‌‌​ ​‍‌​‌‍​‍‌‌​ ​‍‌​‌‍‌‍ ​​‍ ‌‌‍​‌‌‍ ‍‌‍‌​​‍ ‌‌ ​‍​‍ ‌‌‍‍​‌‍ ‌ ‌​‌‍‌‌‌‍ ​‌ ​ ​‍ ‌‌ ​ ‌ ‌​‌ ‌‌‌‍‌​‌‍‍‌‌‍ ​‍ ‍‌ ‌‍‌‍‌‌‌ ​‍‌‍​ ‌‍‌‌‌‍ ​​‍ ‍‌‍​‌‌ ​​‌ ​​​‍‌‍‌‍‍‌‌‍‌​​ ‌​ ​‍‌‍‌​​ ‌‍​ ‌ ‌‍‌​​ ‌​​ ​ ‌‍‌‍​‍ ‌​ ‌ ​ ​‌‌‍​‌‌‍​ ​‍ ‌​ ‌​​ ‌​​ ​‍​ ​ ​‍ ‌‌‍​‌‌‍​‍​ ‌​​ ‌‌​‍ ‌‌‍‌‍‌‍‌‌​ ​‌‌‍​ ‌‍‌‍​ ​​‌‍‌‍​ ‌ ‌‍‌‌​ ‌‍‌‍‌‍​ ‍​​‍‌‍‌ ‌​‌ ‍‌‌ ​​‌‍‌‌​ ‌‌‍‍​‌‍ ‌ ‌​‌‍‌‌‌‍ ​‌​‌‍‌‍​‌‌ ​‌​‍‌‍‌ ​​‌‍​‌‌ ‌​‌‍‍​​ ‌‌‍​‌‌‍ ‍‌ ​ ‌ ‌ ‌‍‌‌‌ ​‍​‍‌‌​ ‌‌‌​​‍‌‌ ‌‍‍ ‌‍‌‌‌ ‍‌​‍‌‌​ ​ ‌​‌​​‍‌‌​ ​ ‌​‌​​‍‌‌​ ​‍​ ​‍​ ​‌‌‍​‍​ ​ ​ ​​​ ‌ ‌‍​‍​ ​ ​ ‍‌‌‍‌​‌‍​ ​ ‍​​ ‌ ​‍‌‌​ ​‍​ ​‍​‍‌‌​ ‌‌‌​‌​​‍ ‍‌‍​ ‌‍‍​‌‍‍‌‌‍ ​‌‍‌​‌ ​‍‌‍‌‌‌‍ ‍​‍‌‌​ ‌‌‌​​‍‌‌ ‌‍‍ ‌‍‌‌‌ ‍‌​‍‌‌​ ​ ‌​‌​​‍‌‌​ ​ ‌​‌​​‍‌‌​ ​‍​ ​‍‌‍‌‌‌‍​‌‌‍‌‌​ ​​‌‍​‍‌‍‌‍‌‍​‍​ ‌‌‌‍​‍​ ‍​​ ‌ ‌‍‌‍​‍‌‌​ ​‍​ ​‍​‍‌‌​ ‌‌‌​‌​​‍ ‍‌ ‌​‌‍‌‌‌ ‍​‌ ‌​​‍‌‍‌ ​​‌‍‌‌‌ ​‍‌ ​ ‌ ​​‌‍‌‌‌‍​ ‌ ‌​‌‍‍‌‌ ‌‍‌‍‌‌​ ‌‌ ​​‌ ‌‌‌‍​‍‌‍ ​‌‍‍‌‌ ​ ‌‍‍​‌‍‌‌‌‍‌​​‍​‍‌ ‌